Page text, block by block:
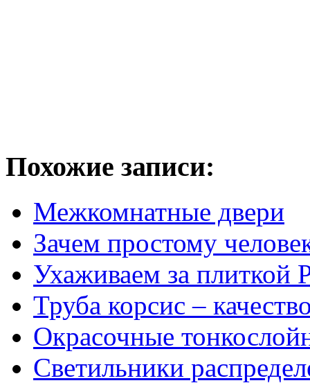
Похожие записи:
Межкомнатные двери
Зачем простому
Ухаживаем за плиткой
Труба корсис –
Окрасочные
Светильники